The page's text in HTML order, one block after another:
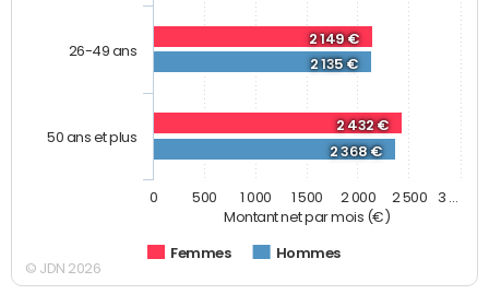
Montant net par mois (€)
2 149 €
2 432 €
2 135 €
2 368 €
Femmes Hommes
26-49 ans
50 ans et plus
0 500 1 000 1 500 2 000 2 500 3 …
© JDN 2026